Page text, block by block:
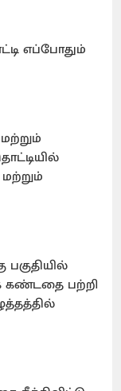
எப்போதும்
கண்டதை பற்றி